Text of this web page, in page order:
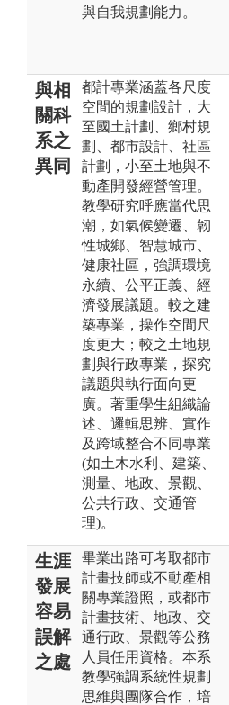
與自我規劃能力。
與相
關科
系之
異同
都計專業涵蓋各尺度
空間的規劃設計，大
至國土計劃、鄉村規
劃、都市設計、社區
計劃，小至土地與不
動產開發經營管理。
教學研究呼應當代思
潮，如氣候變遷、韌
性城鄉、智慧城市、
健康社區，強調環境
永續、公平正義、經
濟發展議題。較之建
築專業，操作空間尺
度更大；較之土地規
劃與行政專業，探究
議題與執行面向更
廣。著重學生組織論
述、邏輯思辨、實作
及跨域整合不同專業
(如土木水利、建築、
測量、地政、景觀、
公共行政、交通管
理)。
生涯
發展
容易
誤解
之處
畢業出路可考取都市
計畫技師或不動產相
關專業證照，或都市
計畫技術、地政、交
通行政、景觀等公務
人員任用資格。本系
教學強調系統性規劃
思維與團隊合作，培